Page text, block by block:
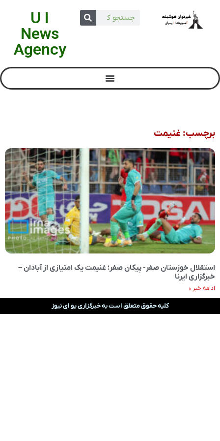
U I
News
Agency
برچسب: غنیمت
استقلال خوزستان صفر- پیکان صفر؛ غنیمت یک امتیازی از آبادان –
خبرگزاری ایرنا
ادامه خبر »
کلیه حقوق متعلق است به خبرگزاری یو ای نیوز